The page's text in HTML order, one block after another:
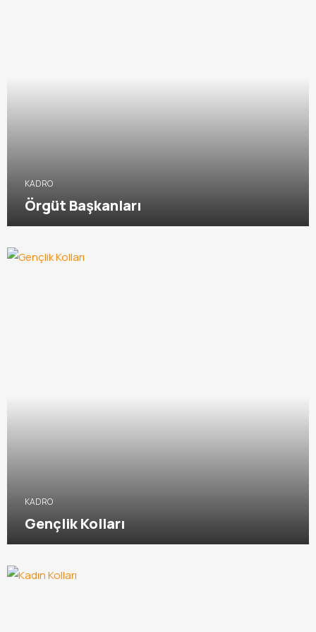
KADRO
Örgüt Başkanları
KADRO
Gençlik Kolları